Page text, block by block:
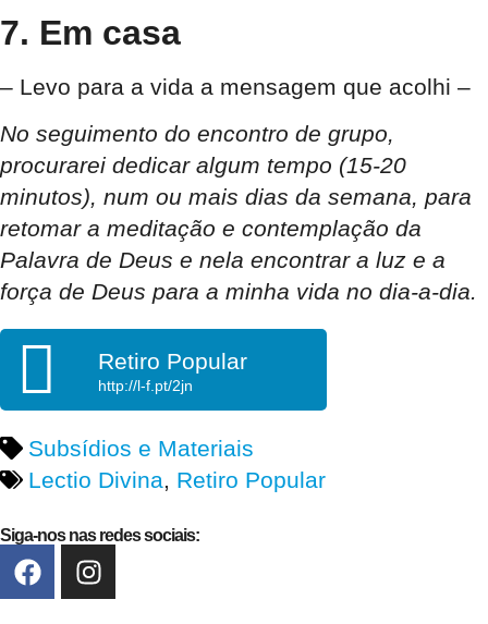
7. Em casa
– Levo para a vida a mensagem que acolhi –
No seguimento do encontro de grupo,
procurarei dedicar algum tempo (15-20
minutos), num ou mais dias da semana, para
retomar a meditação e contemplação da
Palavra de Deus e nela encontrar a luz e a
força de Deus para a minha vida no dia-a-dia.
Retiro Popular
http://l-f.pt/2jn
Subsídios e Materiais
Lectio Divina, Retiro Popular
Siga-nos nas redes sociais: